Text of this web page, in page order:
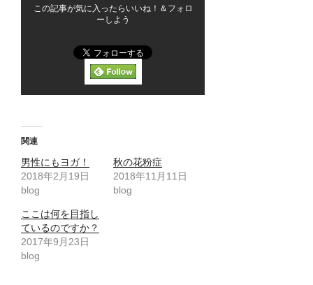
この記事が気に入ったらいいね！＆フォロ
ーしよう
関連
男性にもヨガ！
2018年2月19日
blog
秋の花粉症
2018年11月11日
blog
ここは何を目指し
ているのですか？
2017年9月23日
blog